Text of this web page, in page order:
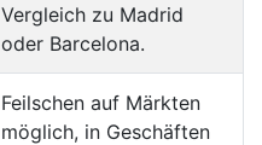
Vergleich zu Madrid
oder Barcelona.
Feilschen auf Märkten
möglich, in Geschäften